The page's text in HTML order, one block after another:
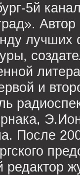
5й
лучших
и
После
редактор